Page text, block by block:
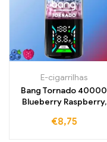
E-cigarrilhas
Bang Tornado 40000
Blueberry Raspberry,
encontra-se com
€8,75